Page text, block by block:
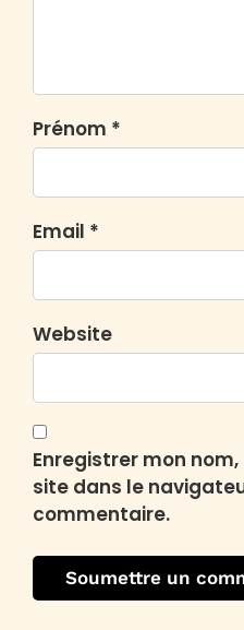
Prénom *
Email *
Website
Enregistrer mon
site dans le
commentaire.